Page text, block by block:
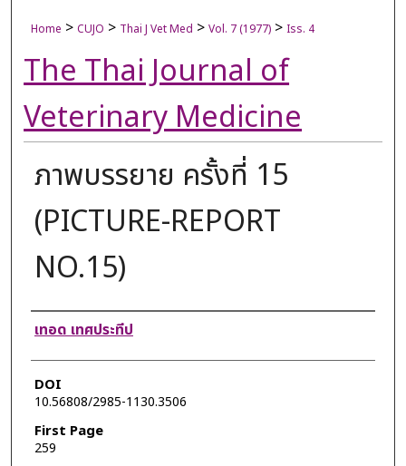
Home > CUJO > Thai J Vet Med > Vol. 7 (1977) > Iss. 4
The Thai Journal of
Veterinary Medicine
ภาพบรรยาย ครั้งที่ 15
(PICTURE-REPORT
NO.15)
Authors
เทอด เทศประทีป
DOI
10.56808/2985-1130.3506
First Page
259